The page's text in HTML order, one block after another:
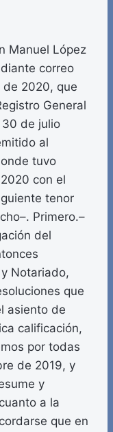
Manuel López
correo
2020, que
General
de julio
al
tuvo
con el
tenor
Primero.–
del
Notariado,
que
asiento de
calificación,
por todas
de 2019, y
y
a la
que en